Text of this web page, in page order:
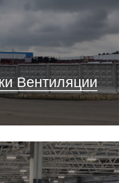
Вентиляции